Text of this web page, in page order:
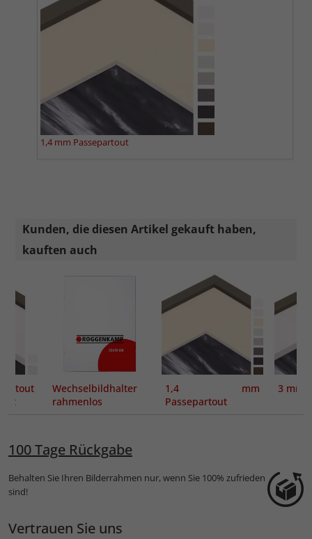
1,4 mm Passepartout
Kunden, die diesen Artikel gekauft haben,
kauften auch
Wechselbildhalter
rahmenlos
1,4 mm
Passepartout
3 mm
100 Tage Rückgabe
Behalten Sie Ihren Bilderrahmen nur, wenn Sie 100% zufrieden
sind!
Vertrauen Sie uns